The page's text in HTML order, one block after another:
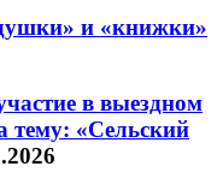
и «книжки»
в выездном
тему: «Сельский